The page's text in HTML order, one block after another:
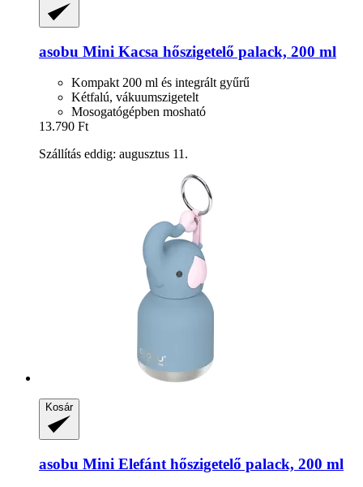
asobu Mini Kacsa hőszigetelő palack, 200 ml
Kompakt 200 ml és integrált gyűrű
Kétfalú, vákuumszigetelt
Mosogatógépben mosható
13.790 Ft
Szállítás eddig: augusztus 11.
Kosár
asobu Mini Elefánt hőszigetelő palack, 200 ml